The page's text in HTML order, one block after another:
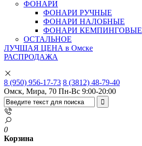
ФОНАРИ
ФОНАРИ РУЧНЫЕ
ФОНАРИ НАЛОБНЫЕ
ФОНАРИ КЕМПИНГОВЫЕ
ОСТАЛЬНОЕ
ЛУЧШАЯ ЦЕНА в Омске
РАСПРОДАЖА
8 (950) 956-17-73 8 (3812) 48-79-40
Омск, Мира, 70 Пн-Вс 9:00-20:00
0
Корзина